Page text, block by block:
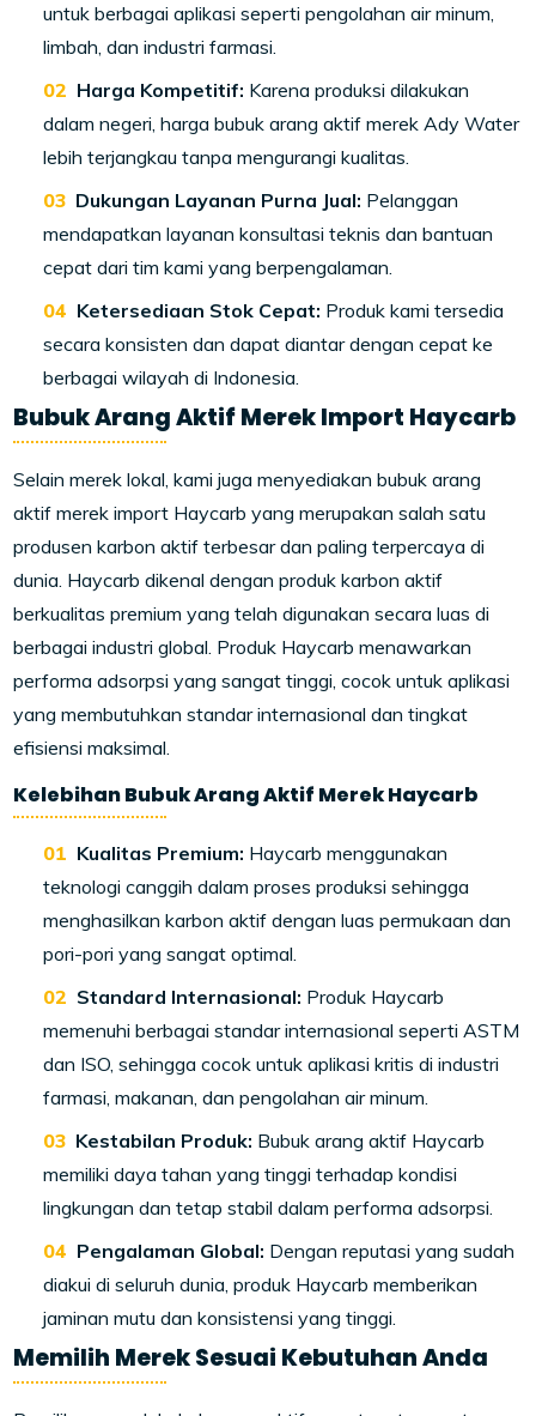
untuk berbagai aplikasi seperti pengolahan air minum,
limbah, dan industri farmasi.
Harga Kompetitif: Karena produksi dilakukan
dalam negeri, harga bubuk arang aktif merek Ady Water
lebih terjangkau tanpa mengurangi kualitas.
Dukungan Layanan Purna Jual: Pelanggan
mendapatkan layanan konsultasi teknis dan bantuan
cepat dari tim kami yang berpengalaman.
Ketersediaan Stok Cepat: Produk kami tersedia
secara konsisten dan dapat diantar dengan cepat ke
berbagai wilayah di Indonesia.
Bubuk Arang Aktif Merek Import Haycarb
Selain merek lokal, kami juga menyediakan bubuk arang
aktif merek import Haycarb yang merupakan salah satu
produsen karbon aktif terbesar dan paling terpercaya di
dunia. Haycarb dikenal dengan produk karbon aktif
berkualitas premium yang telah digunakan secara luas di
berbagai industri global. Produk Haycarb menawarkan
performa adsorpsi yang sangat tinggi, cocok untuk aplikasi
yang membutuhkan standar internasional dan tingkat
efisiensi maksimal.
Kelebihan Bubuk Arang Aktif Merek Haycarb
Kualitas Premium: Haycarb menggunakan
teknologi canggih dalam proses produksi sehingga
menghasilkan karbon aktif dengan luas permukaan dan
pori-pori yang sangat optimal.
Standard Internasional: Produk Haycarb
memenuhi berbagai standar internasional seperti ASTM
dan ISO, sehingga cocok untuk aplikasi kritis di industri
farmasi, makanan, dan pengolahan air minum.
Kestabilan Produk: Bubuk arang aktif Haycarb
memiliki daya tahan yang tinggi terhadap kondisi
lingkungan dan tetap stabil dalam performa adsorpsi.
Pengalaman Global: Dengan reputasi yang sudah
diakui di seluruh dunia, produk Haycarb memberikan
jaminan mutu dan konsistensi yang tinggi.
Memilih Merek Sesuai Kebutuhan Anda